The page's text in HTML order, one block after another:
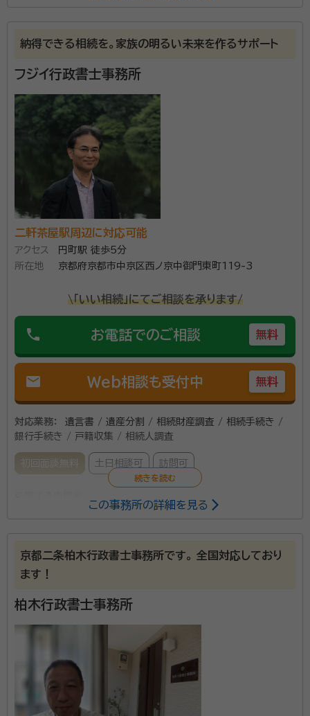
account_circle
面談の感想
近隣まで来ていただき助かりました行き違いも無くスムーズに話が出来
契約後の感想
進捗状況はまだまだこれからですからどうなるか分からないので先の見
通しを情報欲しいです。
私共は、遺言書の作成・成年後見のサポート・相続手続き
などで皆様が抱く不安を安心に変えるお手伝いを専門
に行う京都市の行政書士事務所です。 「誰にも相談でき
ない」「相談しても不安がなくならない」「そもそも相談す
「相談したらすぐ契約しないといけないんでしょ？」と思
われている方、ご安心ください。 相談だけ、話を聞いて
ほしいだけの方もいらっしゃいます。大歓迎です。 まず
は相談にお越しください。 きっとお越しになる前とお気
持ちが変わっていると思います。 無理なオススメはしま
せんのでご安心ください。
申請取次行政書士、宅地建物取引士、2級ファイナンシャ
ル・プランニング技能士
所属団体： 京都府行政書士会
納得できる相続を。家族の明るい未来を作るサポート
フジイ行政書士事務所
二軒茶屋駅周辺に対応可能
アクセス
円町駅 徒歩5分
所在地
京都府京都市中京区西ノ京中御門東町119-3
\「いい相続」にてご相談を承ります/
phone お電話でのご相談 無料
mail Web相談も受付中 無料
対応業務：
遺言書 / 遺産分割 / 相続財産調査 / 相続手続き /
銀行手続き / 戸籍収集 / 相続人調査
初回面談無料 土日相談可 訪問可
当事務所は、円町駅より徒歩5分ほどの場所にあり、好
アクセスです！時間をかけてじっくりとお客様の話を聴
き、納得できる結果になるように相談対応しておりま
まざまなお客様の対応をしているのでご安心ください。
特に、相続は家族の将来を左右する大切なものと考え、
ご遺族が争い合うことがない形で遺言書を作成できる
ようにしております。1家族の将来のために、誰もが納得
できる遺言書を作成したい方をはじめ、相続のお悩みが
所属団体： 京都府行政書士会
この事務所の詳細を見る
京都二条柏木行政書士事務所です。 全国対応しており
ます！
柏木行政書士事務所